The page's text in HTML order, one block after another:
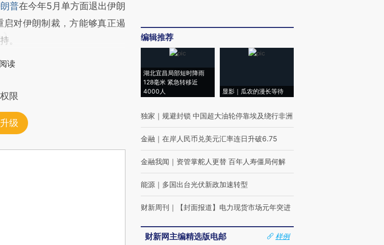
普在今年5月单方面退出伊朗
对伊朗制裁，方能够真正遏
。
读
限
级
编辑推荐
湖北宜昌局部短时降雨
128毫米 紧急转移近
4000人
显影｜瓜农的漫长等待
独家 ｜ 规避封锁 中国超大油轮停靠埃及绕行非洲
金融 ｜ 在岸人民币兑美元汇率连日升破6.75
金融我闻 ｜ 资管掌舵人更替 百年人寿僵局何解
能源 ｜ 多国出台光伏新政加速转型
财新周刊 ｜ 【封面报道】电力现货市场元年突进
财新网主编精选版电邮
样例